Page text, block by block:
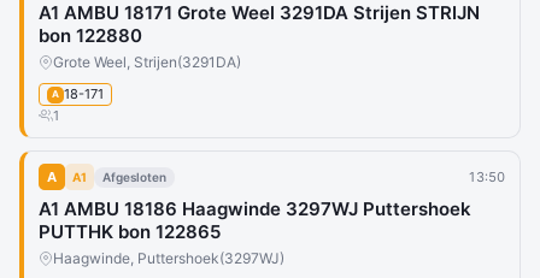
A1 AMBU 18171 Grote Weel 3291DA Strijen STRIJN
bon 122880
Grote Weel, Strijen(3291DA)
A 18-171
1
A A1 Afgesloten 13:50
A1 AMBU 18186 Haagwinde 3297WJ Puttershoek
PUTTHK bon 122865
Haagwinde, Puttershoek(3297WJ)